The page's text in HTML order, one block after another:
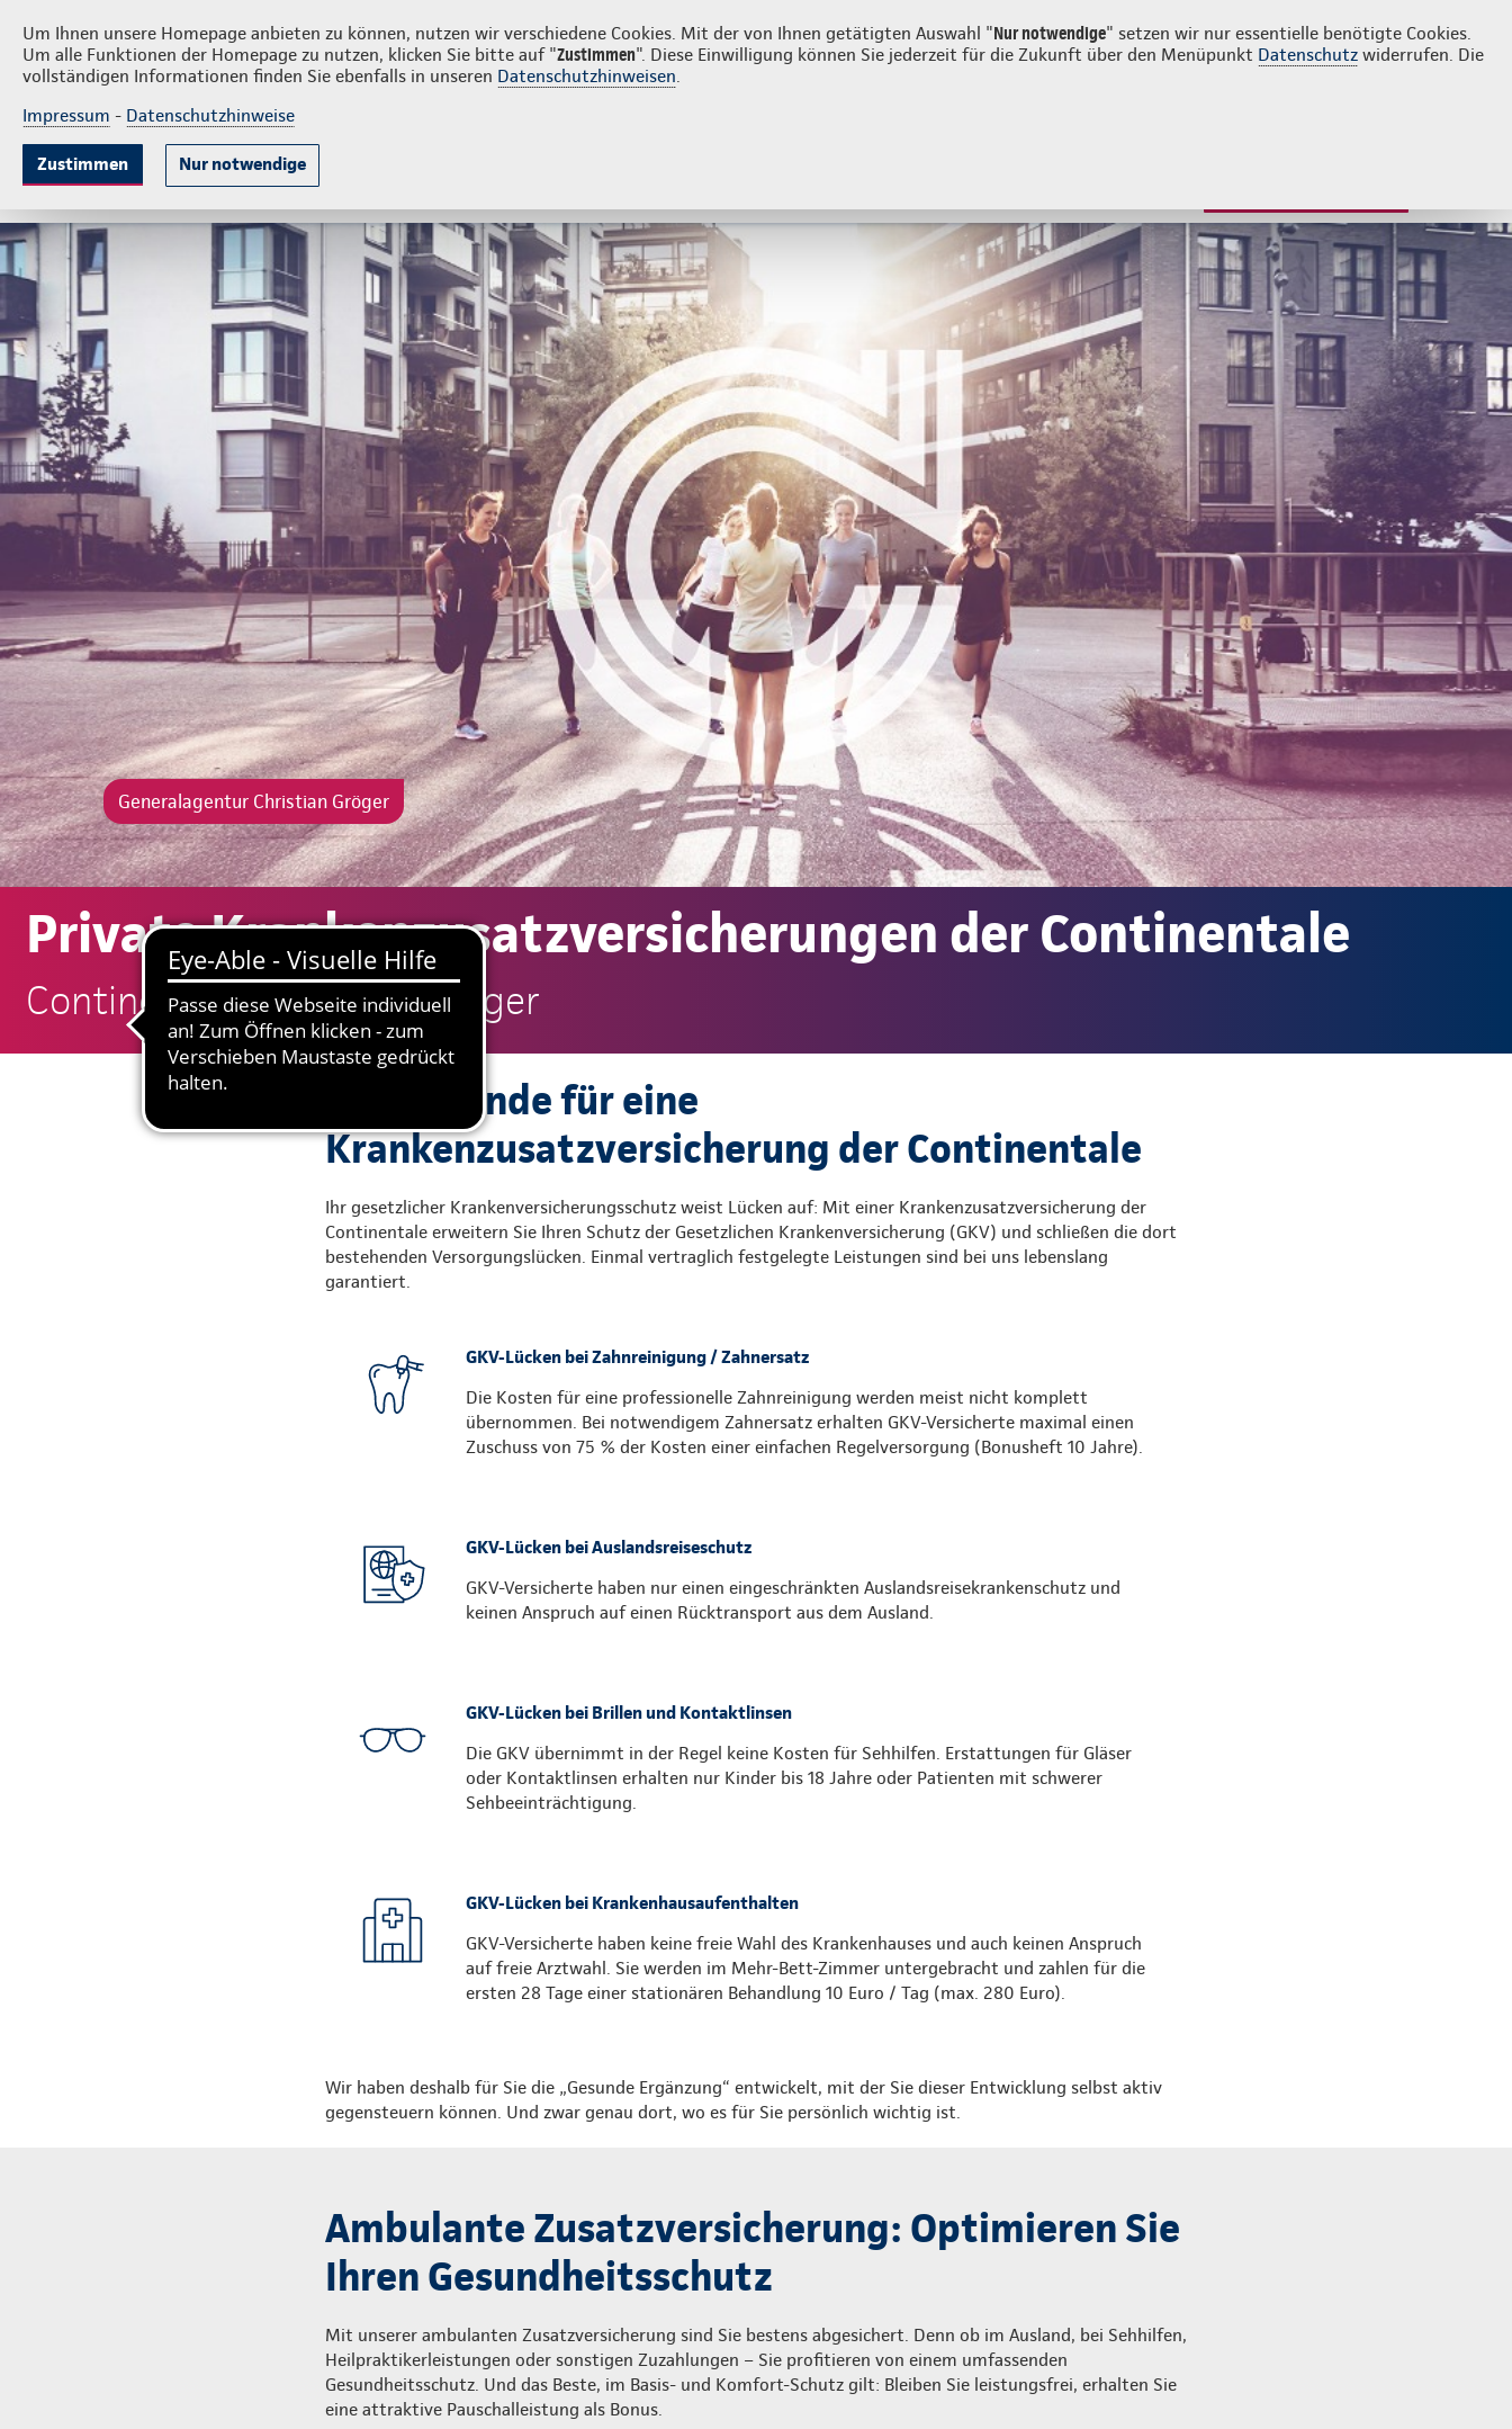
Um Ihnen unsere Homepage anbieten zu können, nutzen wir verschiedene Cookies. Mit der von Ihnen getätigten Auswahl "Nur notwendige" setzen wir nur essentielle benötigte Cookies.
Um alle Funktionen der Homepage zu nutzen, klicken Sie bitte auf "Zustimmen". Diese Einwilligung können Sie jederzeit für die Zukunft über den Menüpunkt Datenschutz widerrufen. Die
vollständigen Informationen finden Sie ebenfalls in unseren Datenschutzhinweisen.
Impressum - Datenschutzhinweise
Zustimmen Nur notwendige
Christian Gröger PrivatkundenFirmenkunden Login Kontakt 08306 216
KrankenversicherungLebensversicherung
Generalagentur Christian Gröger
Private Krankenzusatzversicherungen der Continentale
Continentale: Christian Gröger
Gute Gründe für eine
Krankenzusatzversicherung der Continentale
Ihr gesetzlicher Krankenversicherungsschutz weist Lücken auf: Mit einer Krankenzusatzversicherung der
Continentale erweitern Sie Ihren Schutz der Gesetzlichen Krankenversicherung (GKV) und schließen die dort
bestehenden Versorgungslücken. Einmal vertraglich festgelegte Leistungen sind bei uns lebenslang
garantiert.
GKV-Lücken bei Zahnreinigung / Zahnersatz
Die Kosten für eine professionelle Zahnreinigung werden meist nicht komplett
übernommen. Bei notwendigem Zahnersatz erhalten GKV-Versicherte maximal einen
Zuschuss von 75 % der Kosten einer einfachen Regelversorgung (Bonusheft 10 Jahre).
GKV-Lücken bei Auslandsreiseschutz
GKV-Versicherte haben nur einen eingeschränkten Auslandsreisekrankenschutz und
keinen Anspruch auf einen Rücktransport aus dem Ausland.
GKV-Lücken bei Brillen und Kontaktlinsen
Die GKV übernimmt in der Regel keine Kosten für Sehhilfen. Erstattungen für Gläser
oder Kontaktlinsen erhalten nur Kinder bis 18 Jahre oder Patienten mit schwerer
Sehbeeinträchtigung.
GKV-Lücken bei Krankenhausaufenthalten
GKV-Versicherte haben keine freie Wahl des Krankenhauses und auch keinen Anspruch
auf freie Arztwahl. Sie werden im Mehr-Bett-Zimmer untergebracht und zahlen für die
ersten 28 Tage einer stationären Behandlung 10 Euro / Tag (max. 280 Euro).
Wir haben deshalb für Sie die „Gesunde Ergänzung“ entwickelt, mit der Sie dieser Entwicklung selbst aktiv
gegensteuern können. Und zwar genau dort, wo es für Sie persönlich wichtig ist.
Ambulante Zusatzversicherung: Optimieren Sie
Ihren Gesundheitsschutz
Mit unserer ambulanten Zusatzversicherung sind Sie bestens abgesichert. Denn ob im Ausland, bei Sehhilfen,
Heilpraktikerleistungen oder sonstigen Zuzahlungen – Sie profitieren von einem umfassenden
Gesundheitsschutz. Und das Beste, im Basis- und Komfort-Schutz gilt: Bleiben Sie leistungsfrei, erhalten Sie
eine attraktive Pauschalleistung als Bonus.